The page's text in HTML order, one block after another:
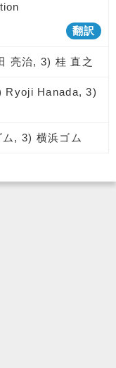
翻訳
亮治, 3) 桂 直之
Ryoji Hanada, 3)
, 3) 横浜ゴム